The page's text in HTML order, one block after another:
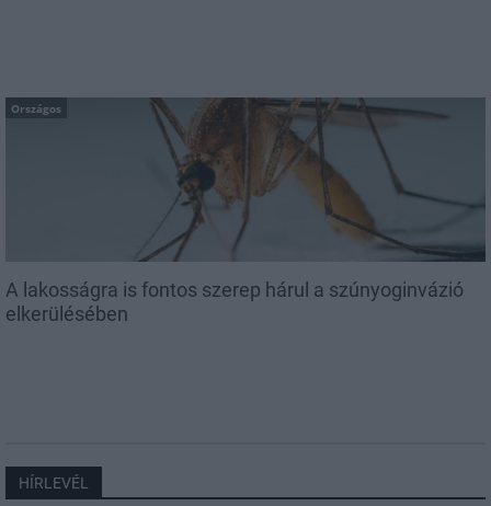
Országos
A lakosságra is fontos szerep hárul a szúnyoginvázió
elkerülésében
HÍRLEVÉL